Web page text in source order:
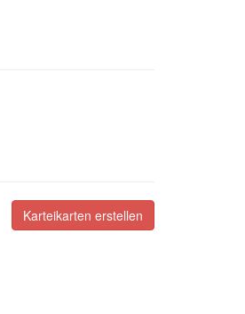
Karteikarten erstellen